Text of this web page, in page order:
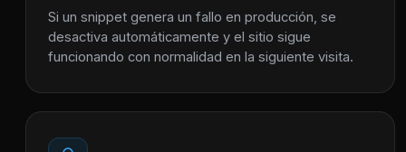
Si un snippet genera un fallo en producción, se
desactiva automáticamente y el sitio sigue
funcionando con normalidad en la siguiente visita.